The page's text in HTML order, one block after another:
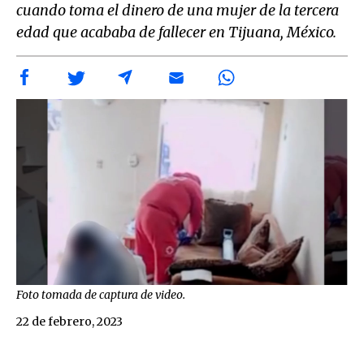
cuando toma el dinero de una mujer de la tercera
edad que acababa de fallecer en Tijuana, México.
Foto tomada de captura de video.
22 de febrero, 2023